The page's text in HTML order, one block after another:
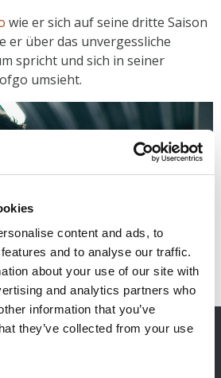
content and ads, to
and to analyse our traffic.
about your use of our site with
and analytics partners who
information that you’ve
they’ve collected from your use
wie er sich auf seine dritte Saison
er über das unvergessliche
spricht und sich in seiner
umsieht.